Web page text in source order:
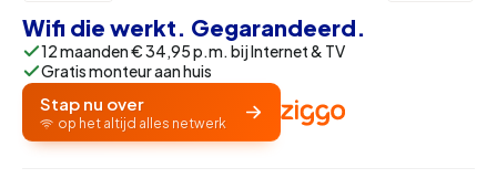
Wifi die werkt. Gegarandeerd.
12 maanden € 34,95 p.m. bij Internet & TV
Gratis monteur aan huis
Stap nu over
op het altijd alles netwerk